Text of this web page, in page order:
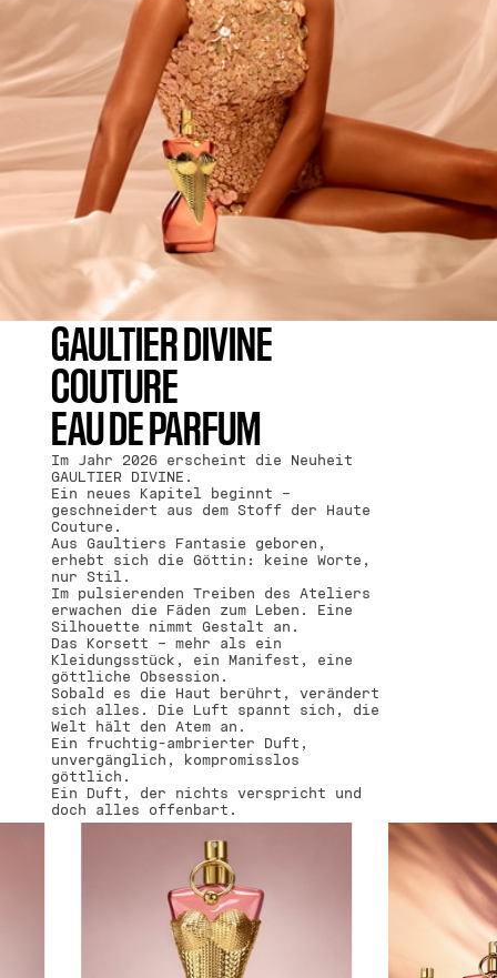
GAULTIER DIVINE
COUTURE
EAU DE PARFUM
Im Jahr 2026 erscheint die Neuheit
GAULTIER DIVINE.
Ein neues Kapitel beginnt –
geschneidert aus dem Stoff der Haute
Couture.
Aus Gaultiers Fantasie geboren,
erhebt sich die Göttin: keine Worte,
nur Stil.
Im pulsierenden Treiben des Ateliers
erwachen die Fäden zum Leben. Eine
Silhouette nimmt Gestalt an.
Das Korsett – mehr als ein
Kleidungsstück, ein Manifest, eine
göttliche Obsession.
Sobald es die Haut berührt, verändert
sich alles. Die Luft spannt sich, die
Welt hält den Atem an.
Ein fruchtig-ambrierter Duft,
unvergänglich, kompromisslos
göttlich.
Ein Duft, der nichts verspricht und
doch alles offenbart.